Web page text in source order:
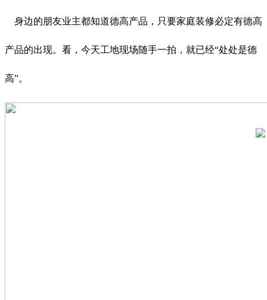
身边的朋友业主都知道德高产品，只要家庭装修必定有德高
产品的出现。看，今天工地现场随手一拍，就已经“处处是德
高”。